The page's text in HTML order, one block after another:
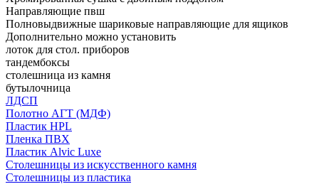
Направляющие пвш
Полновыдвижные шариковые направляющие для ящиков
Дополнительно можно установить
лоток для стол. приборов
тандембоксы
столешница из камня
бутылочница
ЛДСП
Полотно АГТ (МДФ)
Пластик HPL
Пленка ПВХ
Пластик Alvic Luxe
Столешницы из искусственного камня
Столешницы из пластика